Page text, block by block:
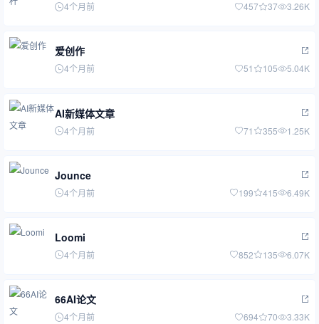
4个月前 457 37 3.26K
爱创作
4个月前 51 105 5.04K
AI新媒体文章
4个月前 71 355 1.25K
Jounce
4个月前 199 415 6.49K
Loomi
4个月前 852 135 6.07K
66AI论文
4个月前 694 70 3.33K